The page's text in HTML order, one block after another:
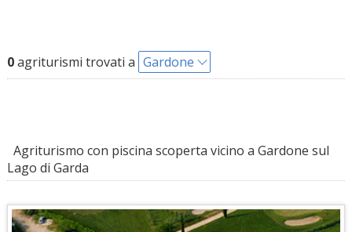
0agriturismi trovati a Gardone
Agriturismo con piscina scoperta vicino a Gardone sul
Lago di Garda